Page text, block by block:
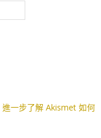
進一步了解 Akismet 如何